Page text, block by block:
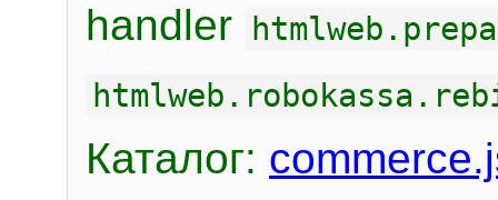
handler
Каталог: